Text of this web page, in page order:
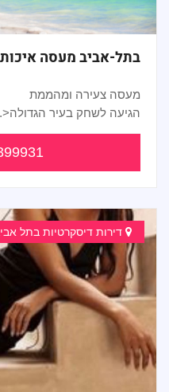
בתל-אביב מעסה
מעסה צעירה ומהממת
הגיעה לשחק בעיר
דירות דיסקרטיות בתל